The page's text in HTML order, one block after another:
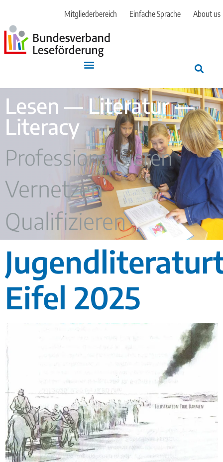
Mitgliederbereich Einfache Sprache About us
Lesen — Literatur —
Literacy
Professionalisieren
Vernetzen
Qualifizieren
Eifel 2025